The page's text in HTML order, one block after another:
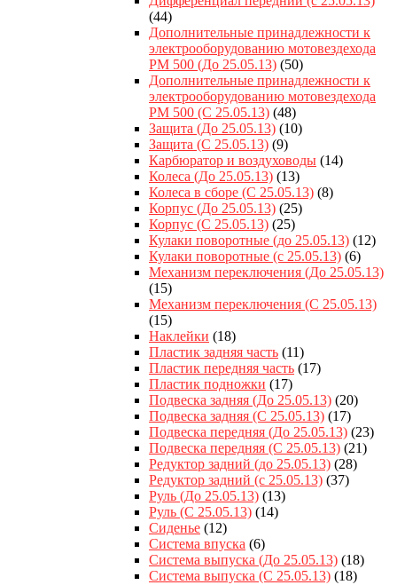
(44)
Дополнительные принадлежности к
электрооборудованию мотовездехода
РМ 500 (До 25.05.13) (50)
Дополнительные принадлежности к
электрооборудованию мотовездехода
РМ 500 (С 25.05.13) (48)
Защита (До 25.05.13) (10)
Защита (С 25.05.13) (9)
Карбюратор и воздуховоды (14)
Колеса (До 25.05.13) (13)
Колеса в сборе (С 25.05.13) (8)
Корпус (До 25.05.13) (25)
Корпус (С 25.05.13) (25)
Кулаки поворотные (до 25.05.13) (12)
Кулаки поворотные (с 25.05.13) (6)
Механизм переключения (До 25.05.13)
(15)
Механизм переключения (С 25.05.13)
(15)
Наклейки (18)
Пластик задняя часть (11)
Пластик передняя часть (17)
Пластик подножки (17)
Подвеска задняя (До 25.05.13) (20)
Подвеска задняя (С 25.05.13) (17)
Подвеска передняя (До 25.05.13) (23)
Подвеска передняя (С 25.05.13) (21)
Редуктор задний (до 25.05.13) (28)
Редуктор задний (с 25.05.13) (37)
Руль (До 25.05.13) (13)
Руль (С 25.05.13) (14)
Сиденье (12)
Система впуска (6)
Система выпуска (До 25.05.13) (18)
Система выпуска (С 25.05.13) (18)